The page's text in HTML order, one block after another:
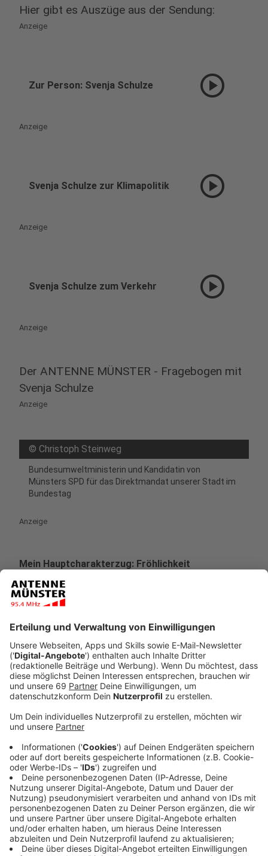
Hier gibt es Auszüge aus der Sendung:
Anzeige
Zur Person: Svenja Schulze play_circle
Anzeige
Svenja Schulze zur Klimapolitik play_circle
Anzeige
Svenja Schulze zum Verkehr play_circle
Anzeige
Der ANTENNE MÜNSTER - Fragebogen mit
Svenja Schulze
Anzeige
© Christoph Steinweg
Bundesumweltministerin und Kandidatin von
Münsters SPD für das Direktmandat unserer Stadt im
Bundestag
Anzeige
Mein Hauptcharakterzug: Fröhlichkeit
Mein Markenzeichen: Sustainable Developement
Goals-Anstecker (Die 17 Ziele für Nachhaltige
Drei Dinge, die ich mag: gute Kompromisse,
Humor, am Aasee spazieren
Drei Dinge, die ich nicht mag: Ungerechtigkeit,
Diskriminierung, Fleisch
Meine Motivation, Politik zu machen: Ich will dabei
helfen, dass es gerechter zugeht
Meine Lieblingsgestalt in der Geschichte/Politik:
Marie Juchacz(deutsche Sozialdemokratin und
Frauenrechtlerin. Unter ihrer Leitung wurde am 13.
Dezember 1919 die Arbeiterwohlfahrt gegründet.
Nach der Einführung des passiven Wahlrechts für
Frauen hielt sie am 19. Februar 1919 in der Weimarer
Nationalversammlung als erste Frau eine Rede.)